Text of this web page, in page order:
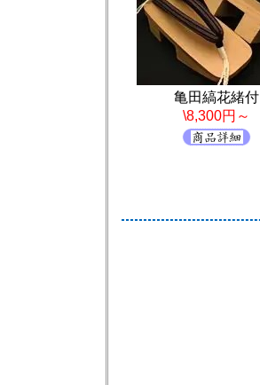
亀田縞花緒付
\8,300円～